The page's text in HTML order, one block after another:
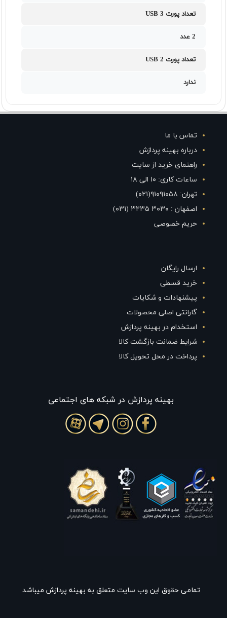
تعداد پورت USB 3
2 عدد
تعداد پورت USB 2
ندارد
تماس با ما
درباره بهینه پردازش
راهنمای خرید از سایت
ساعات کاری: ۱۰ الی ۱۸
تهران: ۹۱۰۹۱۰۵۸(۰۲۱)
اصفهان : ۳۰۳۰ ۳۲۳۵ (۰۳۱)
حریم خصوصی
ارسال رایگان
خرید قسطی
پیشنهادات و شکایات
گارانتی اصلی محصولات
استخدام در بهینه پردازش
شرایط ضمانت بازگشت کالا
پرداخت در محل تحویل کالا
بهينه پردازش در شبکه های اجتماعی
تمامی حقوق این وب سایت متعلق به بهینه پردازش میباشد